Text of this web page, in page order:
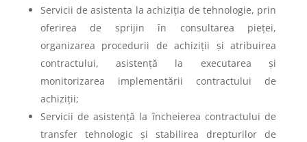
Servicii de asistenta la achiziția de tehnologie, prin
oferirea de sprijin în consultarea pieței,
organizarea procedurii de achiziții și atribuirea
contractului, asistență la executarea și
monitorizarea implementării contractului de
achiziții;
Servicii de asistență la încheierea contractului de
transfer tehnologic și stabilirea drepturilor de